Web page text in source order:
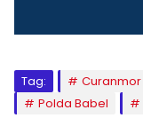
Tag: Curanmor
Polda Babel